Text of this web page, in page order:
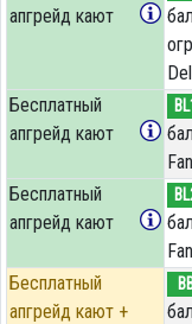
апгрейд кают
Бесплатный
апгрейд кают
BL1
Бесплатный
апгрейд кают
Бесплатный
апгрейд кают +